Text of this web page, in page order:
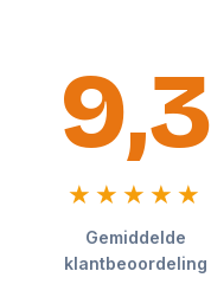
9,3
★★★★★
Gemiddelde
klantbeoordeling